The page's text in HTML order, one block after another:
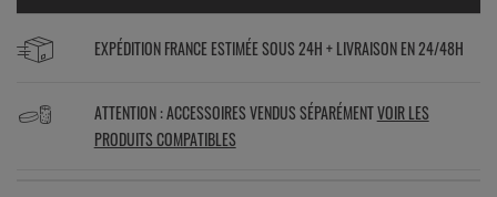
EXPÉDITION FRANCE ESTIMÉE SOUS 24H + LIVRAISON EN 24/48H
ATTENTION : ACCESSOIRES VENDUS SÉPARÉMENTVOIR LES
PRODUITS COMPATIBLES